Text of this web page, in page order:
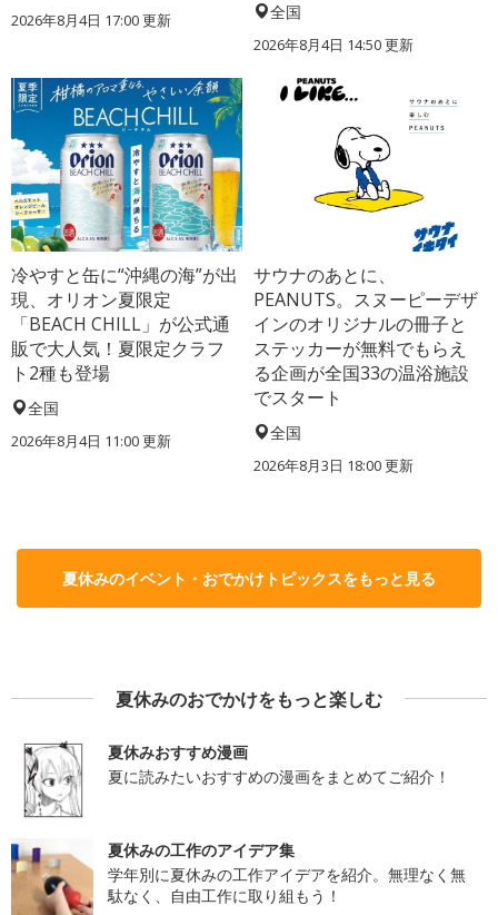
2026年8月4日 17:00更新 全国
2026年8月4日 14:50更新
冷やすと缶に“沖縄の海”が出
現、オリオン夏限定
「BEACH CHILL」が公式通
販で大人気！夏限定クラフ
ト2種も登場
全国
2026年8月4日 11:00更新
サウナのあとに、
PEANUTS。スヌーピーデザ
インのオリジナルの冊子と
ステッカーが無料でもらえ
る企画が全国33の温浴施設
でスタート
全国
2026年8月3日 18:00更新
夏休みのイベント・おでかけトピックスをもっと見る
夏休みのおでかけをもっと楽しむ
夏休みおすすめ漫画
夏に読みたいおすすめの漫画をまとめてご紹介！
夏休みの工作のアイデア集
学年別に夏休みの工作アイデアを紹介。無理なく無
駄なく、自由工作に取り組もう！